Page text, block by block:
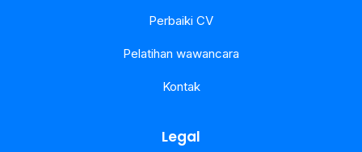
Perbaiki CV
Pelatihan wawancara
Kontak
Legal